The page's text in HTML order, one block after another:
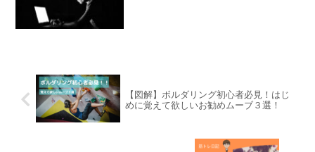
【図解】ボルダリング初心者必見！はじ
めに覚えて欲しいお勧めムーブ３選！